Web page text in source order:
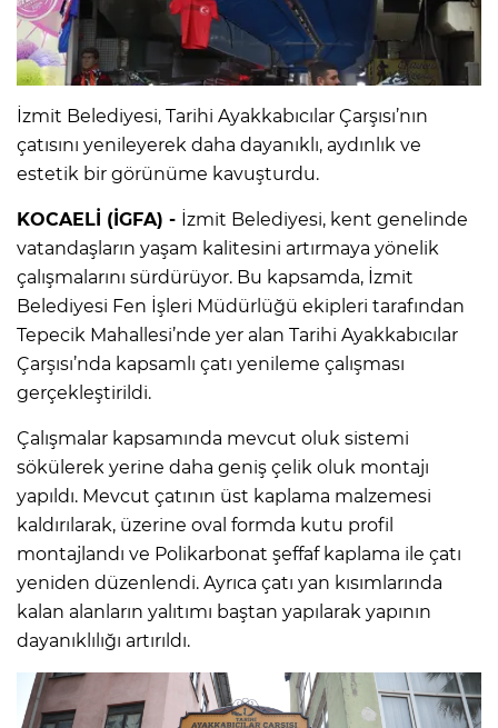
İzmit Belediyesi, Tarihi Ayakkabıcılar Çarşısı’nın
çatısını yenileyerek daha dayanıklı, aydınlık ve
estetik bir görünüme kavuşturdu.
KOCAELİ (İGFA) - İzmit Belediyesi, kent genelinde
vatandaşların yaşam kalitesini artırmaya yönelik
çalışmalarını sürdürüyor. Bu kapsamda, İzmit
Belediyesi Fen İşleri Müdürlüğü ekipleri tarafından
Tepecik Mahallesi’nde yer alan Tarihi Ayakkabıcılar
Çarşısı’nda kapsamlı çatı yenileme çalışması
gerçekleştirildi.
Çalışmalar kapsamında mevcut oluk sistemi
sökülerek yerine daha geniş çelik oluk montajı
yapıldı. Mevcut çatının üst kaplama malzemesi
kaldırılarak, üzerine oval formda kutu profil
montajlandı ve Polikarbonat şeffaf kaplama ile çatı
yeniden düzenlendi. Ayrıca çatı yan kısımlarında
kalan alanların yalıtımı baştan yapılarak yapının
dayanıklılığı artırıldı.